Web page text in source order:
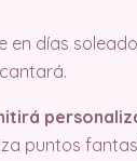
en días
puntos